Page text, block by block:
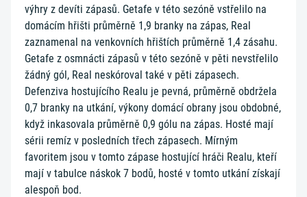
výhry z devíti zápasů. Getafe v této sezóně vstřelilo na
domácím hřišti průměrně 1,9 branky na zápas, Real
zaznamenal na venkovních hřištích průměrně 1,4 zásahu.
Getafe z osmnácti zápasů v této sezóně v pěti nevstřelilo
žádný gól, Real neskóroval také v pěti zápasech.
Defenziva hostujícího Realu je pevná, průměrně obdržela
0,7 branky na utkání, výkony domácí obrany jsou obdobné,
když inkasovala průměrně 0,9 gólu na zápas. Hosté mají
sérii remíz v posledních třech zápasech. Mírným
favoritem jsou v tomto zápase hostující hráči Realu, kteří
mají v tabulce náskok 7 bodů, hosté v tomto utkání získají
alespoň bod.